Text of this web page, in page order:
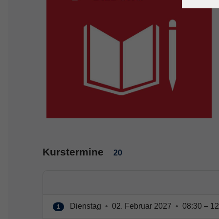
Kurstermine 20
1 Dienstag • 02. Februar 2027 • 08:30 –